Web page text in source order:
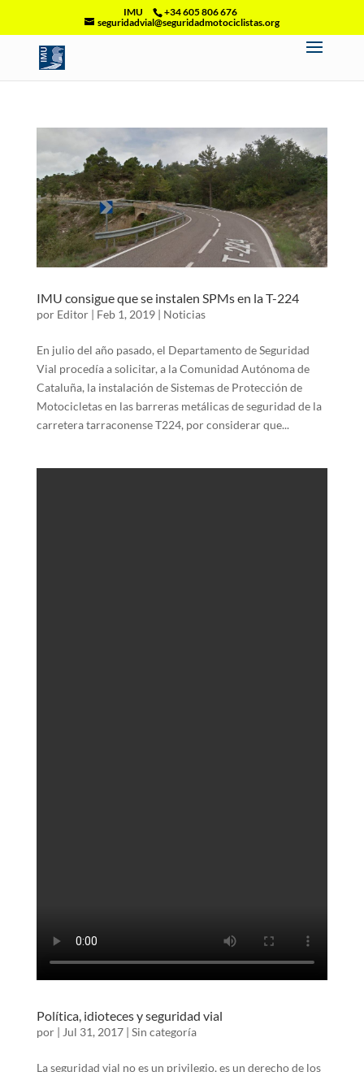
IMU
+34 605 806 676
seguridadvial@seguridadmotociclistas.org
IMU consigue que se instalen SPMs en la T-224
por Editor| Feb 1, 2019| Noticias
En julio del año pasado, el Departamento de Seguridad
Vial procedía a solicitar, a la Comunidad Autónoma de
Cataluña, la instalación de Sistemas de Protección de
Motocicletas en las barreras metálicas de seguridad de la
carretera tarraconense T224, por considerar que...
Política, idioteces y seguridad vial
por | Jul 31, 2017| Sin categoría
La seguridad vial no es un privilegio, es un derecho de los